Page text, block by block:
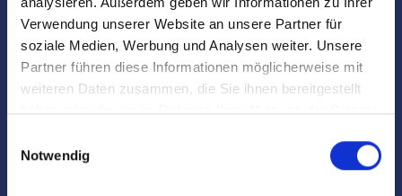
Verwendung unserer Website an unsere Partner für
soziale Medien, Werbung und Analysen weiter. Unsere
Partner führen diese Informationen möglicherweise mit
weiteren Daten zusammen, die Sie ihnen bereitgestellt
haben oder die sie im Rahmen Ihrer Nutzung der Dienste
Notwendig
Schloss Nymphenburg so attraktiv?
Die Umgebung von Schloss Nymphenburg zählt zu den
schönsten Wohngegenden in München, bietet kulturelle
und naturnahe Erlebnisse sowie eine gute Anbindung zur
Innenstadt und hervorragende Infrastruktur.